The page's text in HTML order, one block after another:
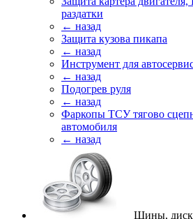
раздатки
← назад
Защита кузова пикапа
← назад
Инструмент для
← назад
Подогрев руля
← назад
Фаркопы ТСУ тягово
автомобиля
← назад
Шины,